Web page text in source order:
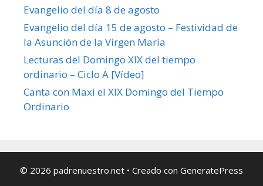
Evangelio del día 8 de agosto
Evangelio del día 15 de agosto – Festividad de
la Asunción de la Virgen María
Lecturas del Domingo XIX del tiempo
ordinario – Ciclo A [Vídeo]
Canta con Maxi el XIX Domingo del Tiempo
Ordinario
© 2026 padrenuestro.net • Creado con GeneratePress